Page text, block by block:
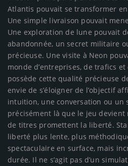
Atlantis pouvait se transformer
Une simple livraison pouvait
Une exploration de lune pouvait
abandonnée, un secret militaire
précieuse. Une visite à Neon
monde d’entreprises, de trafics
possède cette qualité précieuse
envie de s’éloigner de l’objectif
intuition, une conversation ou un
précisément là que le jeu devient
de titres promettent la liberté.
liberté plus lente, plus
spectaculaire en surface, mais
durée. Il ne s’agit pas d’un